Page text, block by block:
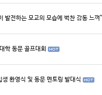
발전하는 모교의 모습에 벅찬 감동 느껴"
학 동문 골프대회
환영식 및 동문 멘토링 발대식